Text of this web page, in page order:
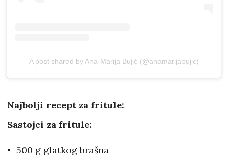
A post shared by Ana-Marija Bujić (@anamarijabujic)
Najbolji recept za fritule:
Sastojci za fritule:
500 g glatkog brašna